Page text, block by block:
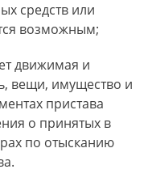
средств или
возможным;
движимая и
вещи, имущество и
пристава
о принятых в
по отысканию